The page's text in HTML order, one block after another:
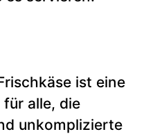
ist eine
für alle, die
unkomplizierte